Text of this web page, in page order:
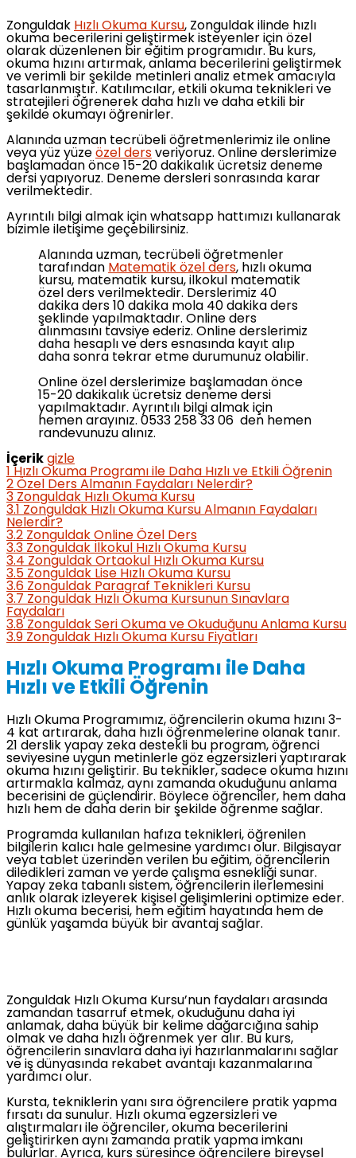
Zonguldak Hızlı Okuma Kursu, Zonguldak ilinde hızlı
okuma becerilerini geliştirmek isteyenler için özel
olarak düzenlenen bir eğitim programıdır. Bu kurs,
okuma hızını artırmak, anlama becerilerini geliştirmek
ve verimli bir şekilde metinleri analiz etmek amacıyla
tasarlanmıştır. Katılımcılar, etkili okuma teknikleri ve
stratejileri öğrenerek daha hızlı ve daha etkili bir
şekilde okumayı öğrenirler.
Alanında uzman tecrübeli öğretmenlerimiz ile online
veya yüz yüze özel ders veriyoruz. Online derslerimize
başlamadan önce 15-20 dakikalık ücretsiz deneme
dersi yapıyoruz. Deneme dersleri sonrasında karar
verilmektedir.
Ayrıntılı bilgi almak için whatsapp hattımızı kullanarak
bizimle iletişime geçebilirsiniz.
Alanında uzman, tecrübeli öğretmenler
tarafından Matematik özel ders, hızlı okuma
kursu, matematik kursu, ilkokul matematik
özel ders verilmektedir. Derslerimiz 40
dakika ders 10 dakika mola 40 dakika ders
şeklinde yapılmaktadır. Online ders
alınmasını tavsiye ederiz. Online derslerimiz
daha hesaplı ve ders esnasında kayıt alıp
daha sonra tekrar etme durumunuz olabilir.
Online özel derslerimize başlamadan önce
15-20 dakikalık ücretsiz deneme dersi
yapılmaktadır. Ayrıntılı bilgi almak için
hemen arayınız. 0533 258 33 06 den hemen
randevunuzu alınız.
İçerik gizle
Hızlı Okuma Programı ile Daha Hızlı ve Etkili Öğrenin
2 Özel Ders Almanın Faydaları Nelerdir?
3 Zonguldak Hızlı Okuma Kursu
3.1
Zonguldak Hızlı Okuma Kursu Almanın Faydaları
Nelerdir?
3.2 Zonguldak Online Özel Ders
3.3 Zonguldak İlkokul Hızlı Okuma Kursu
3.4 Zonguldak Ortaokul Hızlı Okuma Kursu
3.5 Zonguldak Lise Hızlı Okuma Kursu
3.6 Zonguldak Paragraf Teknikleri Kursu
3.7 Zonguldak Hızlı Okuma Kursunun Sınavlara
Faydaları
3.8 Zonguldak Seri Okuma ve Okuduğunu Anlama Kursu
3.9 Zonguldak Hızlı Okuma Kursu Fiyatları
Hızlı Okuma Programı ile Daha
Hızlı ve Etkili Öğrenin
Hızlı Okuma Programımız, öğrencilerin okuma hızını 3-
4 kat artırarak, daha hızlı öğrenmelerine olanak tanır.
21 derslik yapay zeka destekli bu program, öğrenci
seviyesine uygun metinlerle göz egzersizleri yaptırarak
okuma hızını geliştirir. Bu teknikler, sadece okuma hızını
artırmakla kalmaz, aynı zamanda okuduğunu anlama
becerisini de güçlendirir. Böylece öğrenciler, hem daha
hızlı hem de daha derin bir şekilde öğrenme sağlar.
Programda kullanılan hafıza teknikleri, öğrenilen
bilgilerin kalıcı hale gelmesine yardımcı olur. Bilgisayar
veya tablet üzerinden verilen bu eğitim, öğrencilerin
diledikleri zaman ve yerde çalışma esnekliği sunar.
Yapay zeka tabanlı sistem, öğrencilerin ilerlemesini
anlık olarak izleyerek kişisel gelişimlerini optimize eder.
Hızlı okuma becerisi, hem eğitim hayatında hem de
günlük yaşamda büyük bir avantaj sağlar.
Zonguldak Hızlı Okuma Kursu’nun faydaları arasında
zamandan tasarruf etmek, okuduğunu daha iyi
anlamak, daha büyük bir kelime dağarcığına sahip
olmak ve daha hızlı öğrenmek yer alır. Bu kurs,
öğrencilerin sınavlara daha iyi hazırlanmalarını sağlar
ve iş dünyasında rekabet avantajı kazanmalarına
yardımcı olur.
Kursta, tekniklerin yanı sıra öğrencilere pratik yapma
fırsatı da sunulur. Hızlı okuma egzersizleri ve
alıştırmaları ile öğrenciler, okuma becerilerini
geliştirirken aynı zamanda pratik yapma imkanı
bulurlar. Ayrıca, kurs süresince öğrencilere bireysel